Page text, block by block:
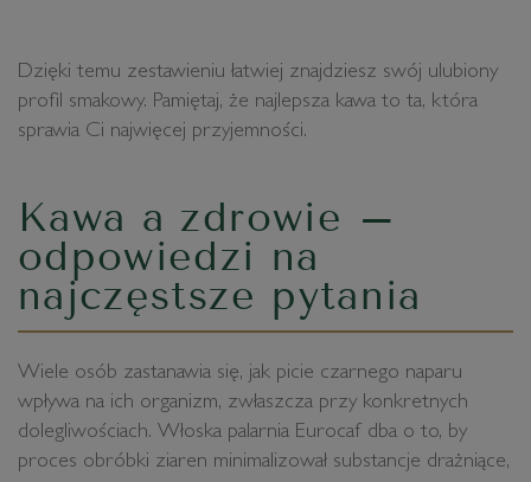
Dzięki temu zestawieniu łatwiej znajdziesz swój ulubiony
profil smakowy. Pamiętaj, że najlepsza kawa to ta, która
sprawia Ci najwięcej przyjemności.
Kawa a zdrowie –
odpowiedzi na
najczęstsze pytania
Wiele osób zastanawia się, jak picie czarnego naparu
wpływa na ich organizm, zwłaszcza przy konkretnych
dolegliwościach. Włoska palarnia Eurocaf dba o to, by
proces obróbki ziaren minimalizował substancje drażniące,